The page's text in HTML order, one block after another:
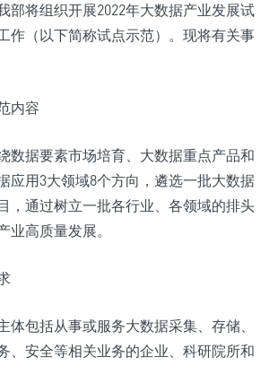
部将组织开展2022年大数据产业发展试
作（以下简称试点示范）。现将有关事
内容
数据要素市场培育、大数据重点产品和
应用3大领域8个方向，遴选一批大数据
，通过树立一批各行业、各领域的排头
业高质量发展。
体包括从事或服务大数据采集、存储、
、安全等相关业务的企业、科研院所和